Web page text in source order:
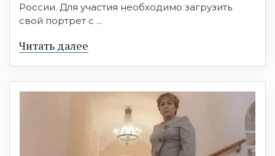
России. Для участия необходимо загрузить
свой портрет с ...
Читать далее